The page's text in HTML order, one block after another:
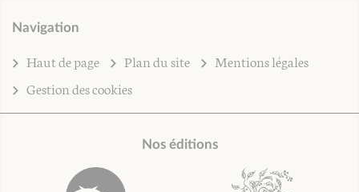
Navigation
Haut de page Plan du site
Mentions légales
Gestion des cookies
Nos éditions